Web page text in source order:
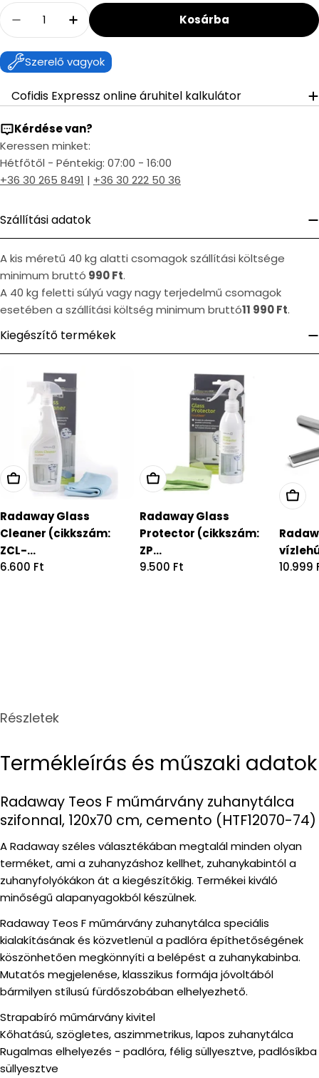
Decrease Quantity For Radaway Teos F
Increase Quantity For Radaway
Kosárba
Szerelő vagyok
Cofidis Expressz online áruhitel kalkulátor
Kérdése van?
Keressen minket:
Hétfőtől - Péntekig: 07:00 - 16:00
+36 30 265 8491 | +36 30 222 50 36
Szállítási adatok
A kis méretű 40 kg alatti csomagok szállítási költsége
minimum bruttó 990 Ft.
A 40 kg feletti súlyú vagy nagy terjedelmű csomagok
esetében a szállítási költség minimum bruttó11 990 Ft.
Kiegészítő termékek
Radaway Glass
Cleaner (cikkszám:
ZCL-...
Regular
6.600 Ft
Radaway Glass
Protector (cikkszám:
ZP...
Regular
9.500 Ft 10.999
Részletek
Termékleírás és műszaki adatok
Radaway Teos F műmárvány zuhanytálca
szifonnal, 120x70 cm, cemento (HTF12070-74)
A Radaway széles választékában megtalál minden olyan
terméket, ami a zuhanyzáshoz kellhet, zuhanykabintól a
zuhanyfolyókákon át a kiegészítőkig. Termékei kiváló
minőségű alapanyagokból készülnek.
Radaway Teos F műmárvány zuhanytálca speciális
kialakításának és közvetlenül a padlóra építhetőségének
köszönhetően megkönnyíti a belépést a zuhanykabinba.
Mutatós megjelenése, klasszikus formája jóvoltából
bármilyen stílusú fürdőszobában elhelyezhető.
Strapabíró műmárvány kivitel
Kőhatású, szögletes, aszimmetrikus, lapos zuhanytálca
Rugalmas elhelyezés - padlóra, félig süllyesztve, padlósíkba
süllyesztve